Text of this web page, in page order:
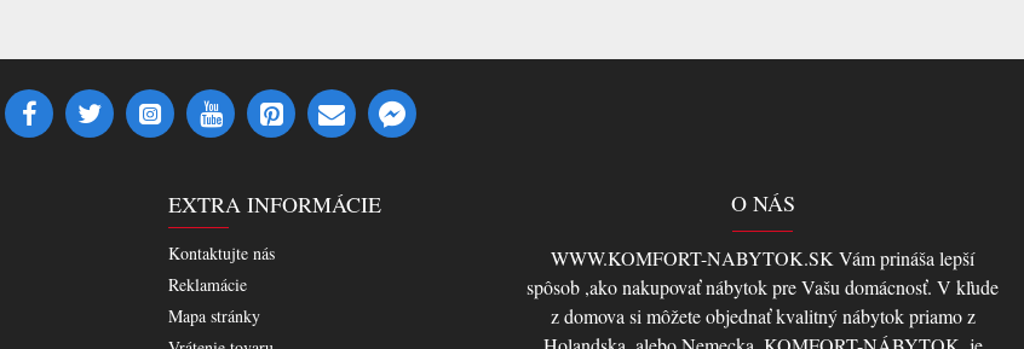
EXTRA INFORMÁCIE
Kontaktujte nás
Reklamácie
Mapa stránky
O NÁS
WWW.KOMFORT-NABYTOK.SK Vám prináša lepší
spôsob ,ako nakupovať nábytok pre Vašu domácnosť. V kľude
z domova si môžete objednať kvalitný nábytok priamo z